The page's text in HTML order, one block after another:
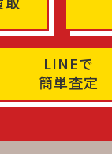
LINEで
簡単査定